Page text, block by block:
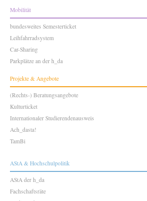
Mobilität
bundesweites Semesterticket
Leihfahrradsystem
Car-Sharing
Parkplätze an der h_da
Projekte & Angebote
(Rechts-) Beratungsangebote
Kulturticket
Internationaler Studierendenausweis
Ach_dasta!
TamBi
AStA & Hochschulpolitik
AStA der h_da
Fachschaftsräte